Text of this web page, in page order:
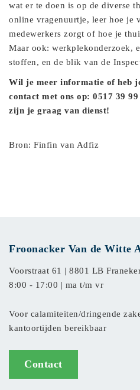
wat er te doen is op de diverse
online vragenuurtje, leer hoe je
medewerkers zorgt of hoe je
Maar ook: werkplekonderzoek,
stoffen, en de blik van de
Wil je meer informatie of heb
contact met ons op: 0517 39
zijn je graag van dienst!
Bron: Finfin van Adfiz
Froonacker Van de Witte
Voorstraat 61 | 8801 LB
8:00 - 17:00 | ma t/m vr
Voor calamiteiten/dringende
kantoortijden bereikbaar
Contact